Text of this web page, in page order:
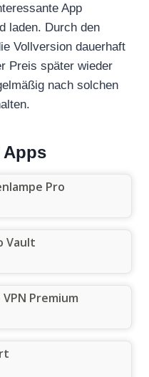
App
laden. Durch den
Vollversion dauerhaft
Preis später wieder
nach solchen
Pro
Vault
Premium